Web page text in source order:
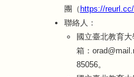
團（https://
聯絡人：
國立臺北教育
箱：
85056。